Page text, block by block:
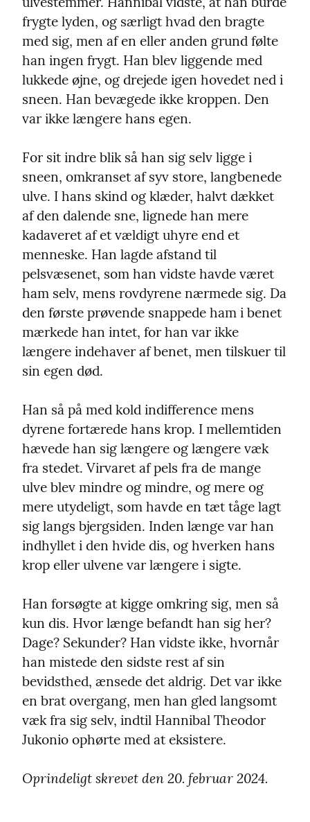
frygte lyden, og særligt hvad den bragte
med sig, men af en eller anden grund følte
han ingen frygt. Han blev liggende med
lukkede øjne, og drejede igen hovedet ned i
sneen. Han bevægede ikke kroppen. Den
var ikke længere hans egen.
For sit indre blik så han sig selv ligge i
sneen, omkranset af syv store, langbenede
ulve. I hans skind og klæder, halvt dækket
af den dalende sne, lignede han mere
kadaveret af et vældigt uhyre end et
menneske. Han lagde afstand til
pelsvæsenet, som han vidste havde været
ham selv, mens rovdyrene nærmede sig. Da
den første prøvende snappede ham i benet
mærkede han intet, for han var ikke
længere indehaver af benet, men tilskuer til
sin egen død.
Han så på med kold indifference mens
dyrene fortærede hans krop. I mellemtiden
hævede han sig længere og længere væk
fra stedet. Virvaret af pels fra de mange
ulve blev mindre og mindre, og mere og
mere utydeligt, som havde en tæt tåge lagt
sig langs bjergsiden. Inden længe var han
indhyllet i den hvide dis, og hverken hans
krop eller ulvene var længere i sigte.
Han forsøgte at kigge omkring sig, men så
kun dis. Hvor længe befandt han sig her?
Dage? Sekunder? Han vidste ikke, hvornår
han mistede den sidste rest af sin
bevidsthed, ænsede det aldrig. Det var ikke
en brat overgang, men han gled langsomt
væk fra sig selv, indtil Hannibal Theodor
Jukonio ophørte med at eksistere.
Oprindeligt skrevet den 20. februar 2024.